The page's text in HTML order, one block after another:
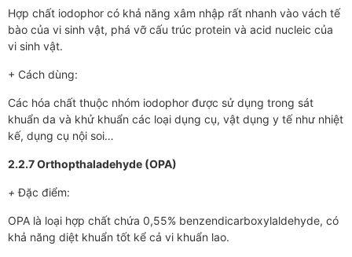
Hợp chất iodophor có khả năng xâm nhập rất nhanh vào vách tế
bào của vi sinh vật, phá vỡ cấu trúc protein và acid nucleic của
vi sinh vật.
+ Cách dùng:
Các hóa chất thuộc nhóm iodophor được sử dụng trong sát
khuẩn da và khử khuẩn các loại dụng cụ, vật dụng y tế như nhiệt
kế, dụng cụ nội soi…
2.2.7 Orthopthaladehyde (OPA)
+Đặc điểm:
OPA là loại hợp chất chứa 0,55% benzendicarboxylaldehyde, có
khả năng diệt khuẩn tốt kể cả vi khuẩn lao.